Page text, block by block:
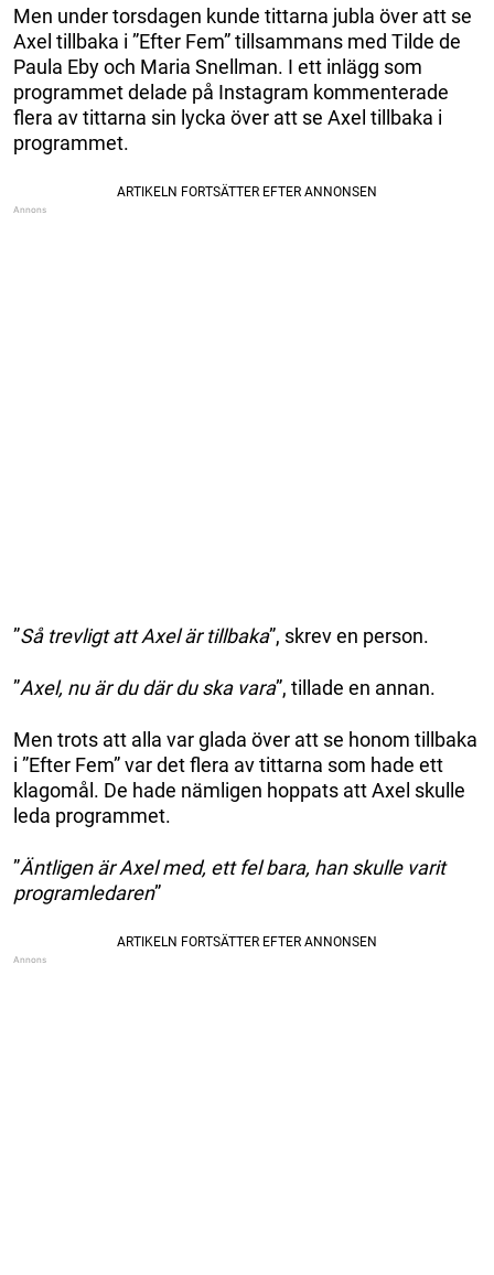
Men under torsdagen kunde tittarna jubla över att se
Axel tillbaka i ”Efter Fem” tillsammans med Tilde de
Paula Eby och Maria Snellman. I ett inlägg som
programmet delade på Instagram kommenterade
flera av tittarna sin lycka över att se Axel tillbaka i
programmet.
”Så trevligt att Axel är tillbaka”, skrev en person.
”Axel, nu är du där du ska vara”, tillade en annan.
Men trots att alla var glada över att se honom tillbaka
i ”Efter Fem” var det flera av tittarna som hade ett
klagomål. De hade nämligen hoppats att Axel skulle
leda programmet.
”Äntligen är Axel med, ett fel bara, han skulle varit
programledaren”